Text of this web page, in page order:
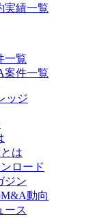
実績一覧
一覧
案件一覧
ッジ
は
ロード
ジン
動向
ース